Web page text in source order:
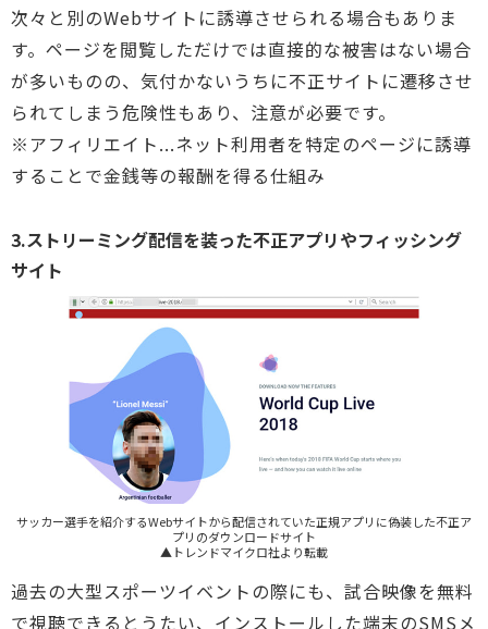
次々と別のWebサイトに誘導させられる場合もありま
す。ページを閲覧しただけでは直接的な被害はない場合
が多いものの、気付かないうちに不正サイトに遷移させ
られてしまう危険性もあり、注意が必要です。
※アフィリエイト...ネット利用者を特定のページに誘導
することで金銭等の報酬を得る仕組み
3.ストリーミング配信を装った不正アプリやフィッシング
サイト
サッカー選手を紹介するWebサイトから配信されていた正規アプリに偽装した不正ア
プリのダウンロードサイト
▲トレンドマイクロ社より転載
過去の大型スポーツイベントの際にも、試合映像を無料
で視聴できるとうたい、インストールした端末のSMSメ